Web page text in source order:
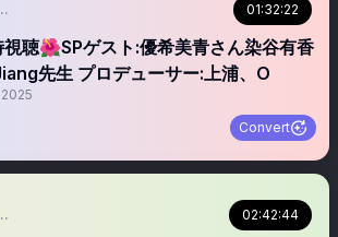
先輩に恋してる2nd Stage【ドラマ公式】あやひろ２
01:32:22
聴🌺SPゲスト:優希美青さん染谷有香
先生 プロデューサー:上浦、O
Convert
先輩に恋してる2nd Stage【ドラマ公式】あやひろ２
02:42:44